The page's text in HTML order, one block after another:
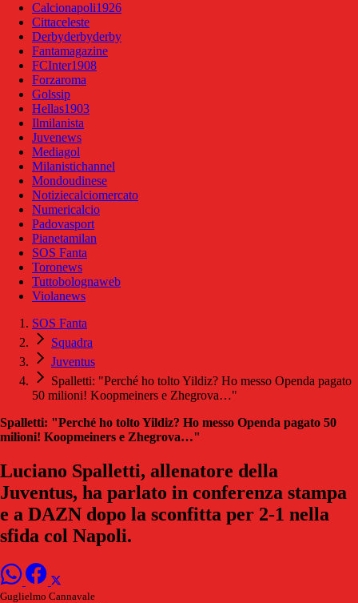
Calcionapoli1926
Cittaceleste
Derbyderbyderby
Fantamagazine
FCInter1908
Forzaroma
Golssip
Hellas1903
Ilmilanista
Juvenews
Mediagol
Milanistichannel
Mondoudinese
Notiziecalciomercato
Numericalcio
Padovasport
Pianetamilan
SOS Fanta
Toronews
Tuttobolognaweb
Violanews
SOS Fanta
Squadra
Juventus
Spalletti: "Perché ho tolto Yildiz? Ho messo Openda pagato
50 milioni! Koopmeiners e Zhegrova…"
Spalletti: "Perché ho tolto Yildiz? Ho messo Openda pagato 50
milioni! Koopmeiners e Zhegrova…"
Luciano Spalletti, allenatore della
Juventus, ha parlato in conferenza stampa
e a DAZN dopo la sconfitta per 2-1 nella
sfida col Napoli.
Guglielmo Cannavale